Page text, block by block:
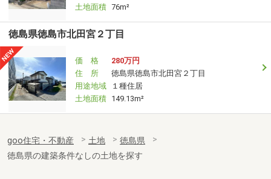
土地面積 76m²
徳島県徳島市北田宮２丁目
価 格
280万円
住 所
徳島県徳島市北田宮２丁目
用途地域
１種住居
土地面積 149.13m²
goo住宅・不動産 土地
徳島県
徳島県の建築条件なしの土地を探す